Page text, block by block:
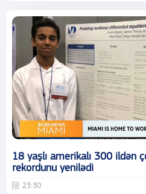
18 yaşlı amerikalı 300 ildən
rekordunu yenilədi
23:30